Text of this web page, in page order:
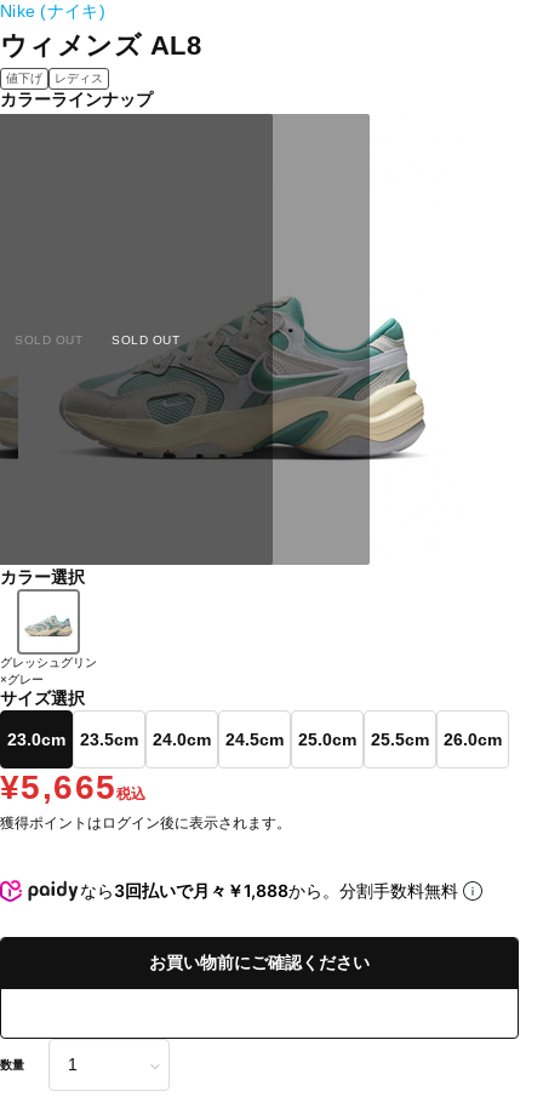
Nike (ナイキ)
ウィメンズ AL8
値下げ レディス
カラーラインナップ
SOLD OUT SOLD OUT
カラー選択
グレッシュグリン
×グレー
サイズ選択
23.0cm 23.5cm 24.0cm 24.5cm 25.0cm 25.5cm 26.0cm
¥5,665税込
獲得ポイントはログイン後に表示されます。
なら3回払いで月々￥1,888から。分割手数料無料
お買い物前にご確認ください
数量